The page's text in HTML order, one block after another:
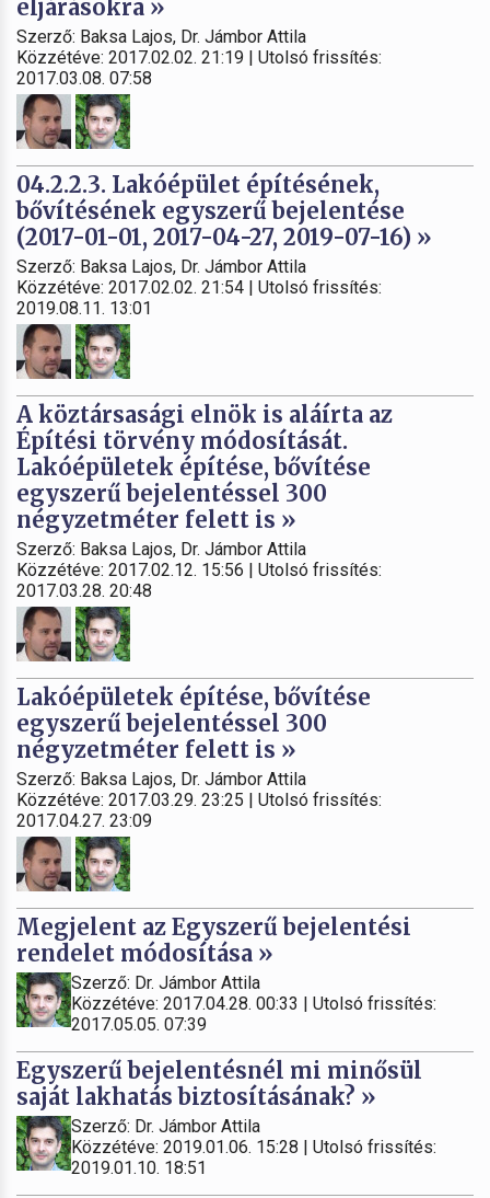
eljárásokra »
Szerző: Baksa Lajos, Dr. Jámbor Attila
Közzétéve: 2017.02.02. 21:19 | Utolsó frissítés:
2017.03.08. 07:58
04.2.2.3. Lakóépület építésének,
bővítésének egyszerű bejelentése
(2017-01-01, 2017-04-27, 2019-07-16) »
Szerző: Baksa Lajos, Dr. Jámbor Attila
Közzétéve: 2017.02.02. 21:54 | Utolsó frissítés:
2019.08.11. 13:01
A köztársasági elnök is aláírta az
Építési törvény módosítását.
Lakóépületek építése, bővítése
egyszerű bejelentéssel 300
négyzetméter felett is »
Szerző: Baksa Lajos, Dr. Jámbor Attila
Közzétéve: 2017.02.12. 15:56 | Utolsó frissítés:
2017.03.28. 20:48
Lakóépületek építése, bővítése
egyszerű bejelentéssel 300
négyzetméter felett is »
Szerző: Baksa Lajos, Dr. Jámbor Attila
Közzétéve: 2017.03.29. 23:25 | Utolsó frissítés:
2017.04.27. 23:09
Megjelent az Egyszerű bejelentési
rendelet módosítása »
Szerző: Dr. Jámbor Attila
Közzétéve: 2017.04.28. 00:33 | Utolsó frissítés:
2017.05.05. 07:39
Egyszerű bejelentésnél mi minősül
saját lakhatás biztosításának? »
Szerző: Dr. Jámbor Attila
Közzétéve: 2019.01.06. 15:28 | Utolsó frissítés:
2019.01.10. 18:51